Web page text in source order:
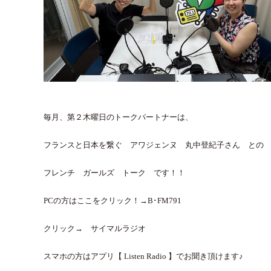
毎月、第２木曜日のトークパートナーは、
フランスと日本を繋ぐ アワジェンヌ 丸中登紀子さん との
フレンチ ガールズ トーク です！！
PCの方はここをクリック！→B･FM791
クリック→ サイマルラジオ
スマホの方はアプリ【 Listen Radio 】でお聞き頂けます♪